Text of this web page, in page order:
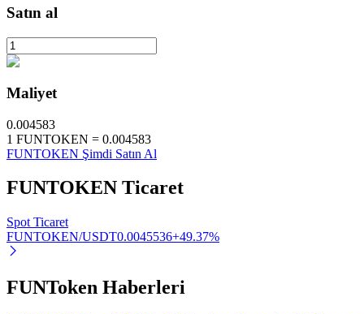
Uzun vadeli kâr ve esnek çıkarlar elde edin
Pasif gelir kazanma hakkında bilgi edinin
Satın al
Maliyet
0.004583
1 FUNTOKEN = 0.004583
FUNTOKEN Şimdi Satın Al
FUNTOKEN Ticaret
Spot Ticaret
FUNTOKEN/USDT0.0045536+49.37%
FUNToken Haberleri